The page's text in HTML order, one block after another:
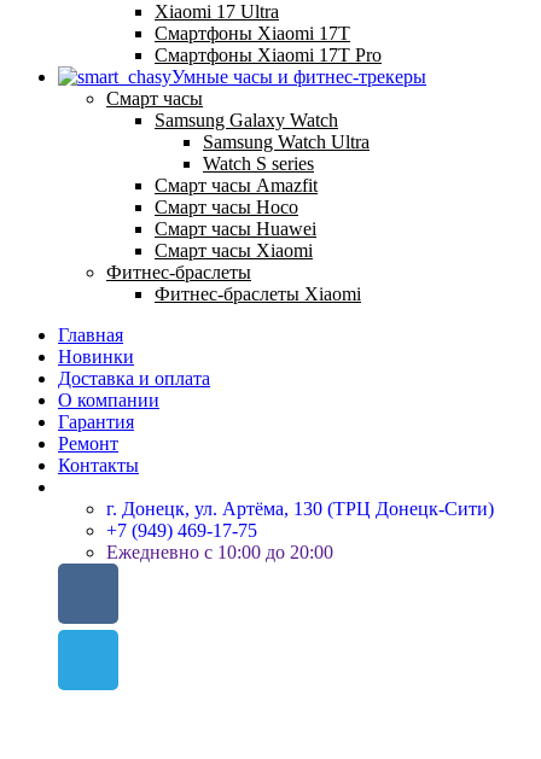
Xiaomi 17 Ultra
Смартфоны Xiaomi 17Т
Смартфоны Xiaomi 17Т Pro
Умные часы и фитнес-трекеры
Смарт часы
Samsung Galaxy Watch
Samsung Watch Ultra
Watch S series
Смарт часы Amazfit
Смарт часы Hoco
Смарт часы Huawei
Смарт часы Xiaomi
Фитнес-браслеты
Фитнес-браслеты Xiaomi
Главная
Новинки
Доставка и оплата
О компании
Гарантия
Ремонт
Контакты
г. Донецк, ул. Артёма, 130 (ТРЦ Донецк-Сити)
+7 (949) 469-17-75
Ежедневно с 10:00 до 20:00